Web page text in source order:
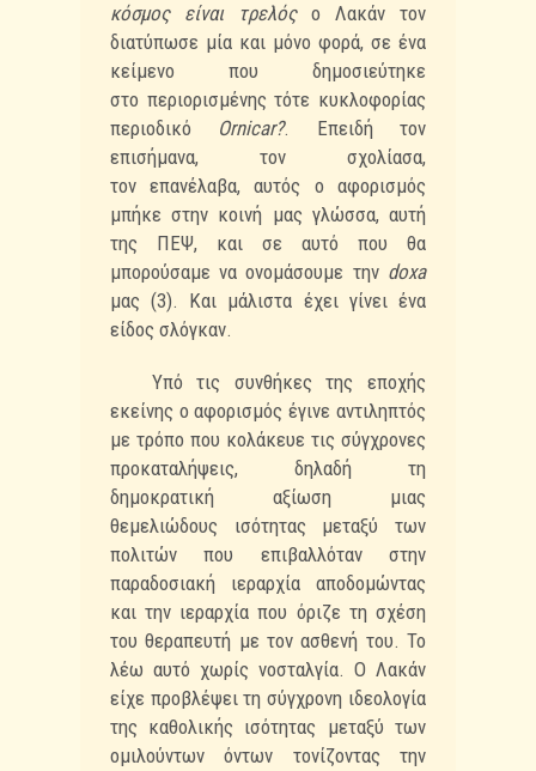
κόσμος είναι τρελόςο Λακάν τον
διατύπωσε μία και μόνο φορά, σε ένα
κείμενο που δημοσιεύτηκε
στο περιορισμένης τότε κυκλοφορίας
περιοδικό Ornicar?. Επειδή τον
επισήμανα, τον σχολίασα,
τονεπανέλαβα, αυτός ο αφορισμός
μπήκε στην κοινή μας γλώσσα, αυτή
της ΠΕΨ, και σε αυτό που θα
μπορούσαμε να ονομάσουμε την doxa
μας (3). Και μάλιστα έχει γίνει ένα
είδος σλόγκαν.
Υπό τις συνθήκες της εποχής
εκείνης ο αφορισμός έγινε αντιληπτός
με τρόπο που κολάκευε τις σύγχρονες
προκαταλήψεις, δηλαδή τη
δημοκρατική αξίωση μιας
θεμελιώδους ισότητας μεταξύ των
πολιτών που επιβαλλόταν στην
παραδοσιακή ιεραρχία αποδομώντας
και την ιεραρχία που όριζε τη σχέση
του θεραπευτή με τον ασθενή του. Το
λέω αυτό χωρίς νοσταλγία. Ο Λακάν
είχε προβλέψει τη σύγχρονη ιδεολογία
της καθολικής ισότητας μεταξύ των
ομιλούντωνόντων τονίζοντας την